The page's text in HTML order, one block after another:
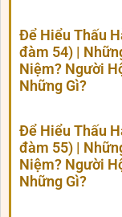
Để Hiểu Thấu
đàm 54) |
Niệm? Người
Những Gì?
Để Hiểu Thấu
đàm 55) |
Niệm? Người
Những Gì?